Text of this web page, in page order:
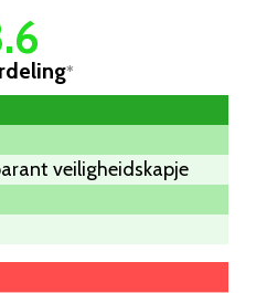
*
veiligheidskapje